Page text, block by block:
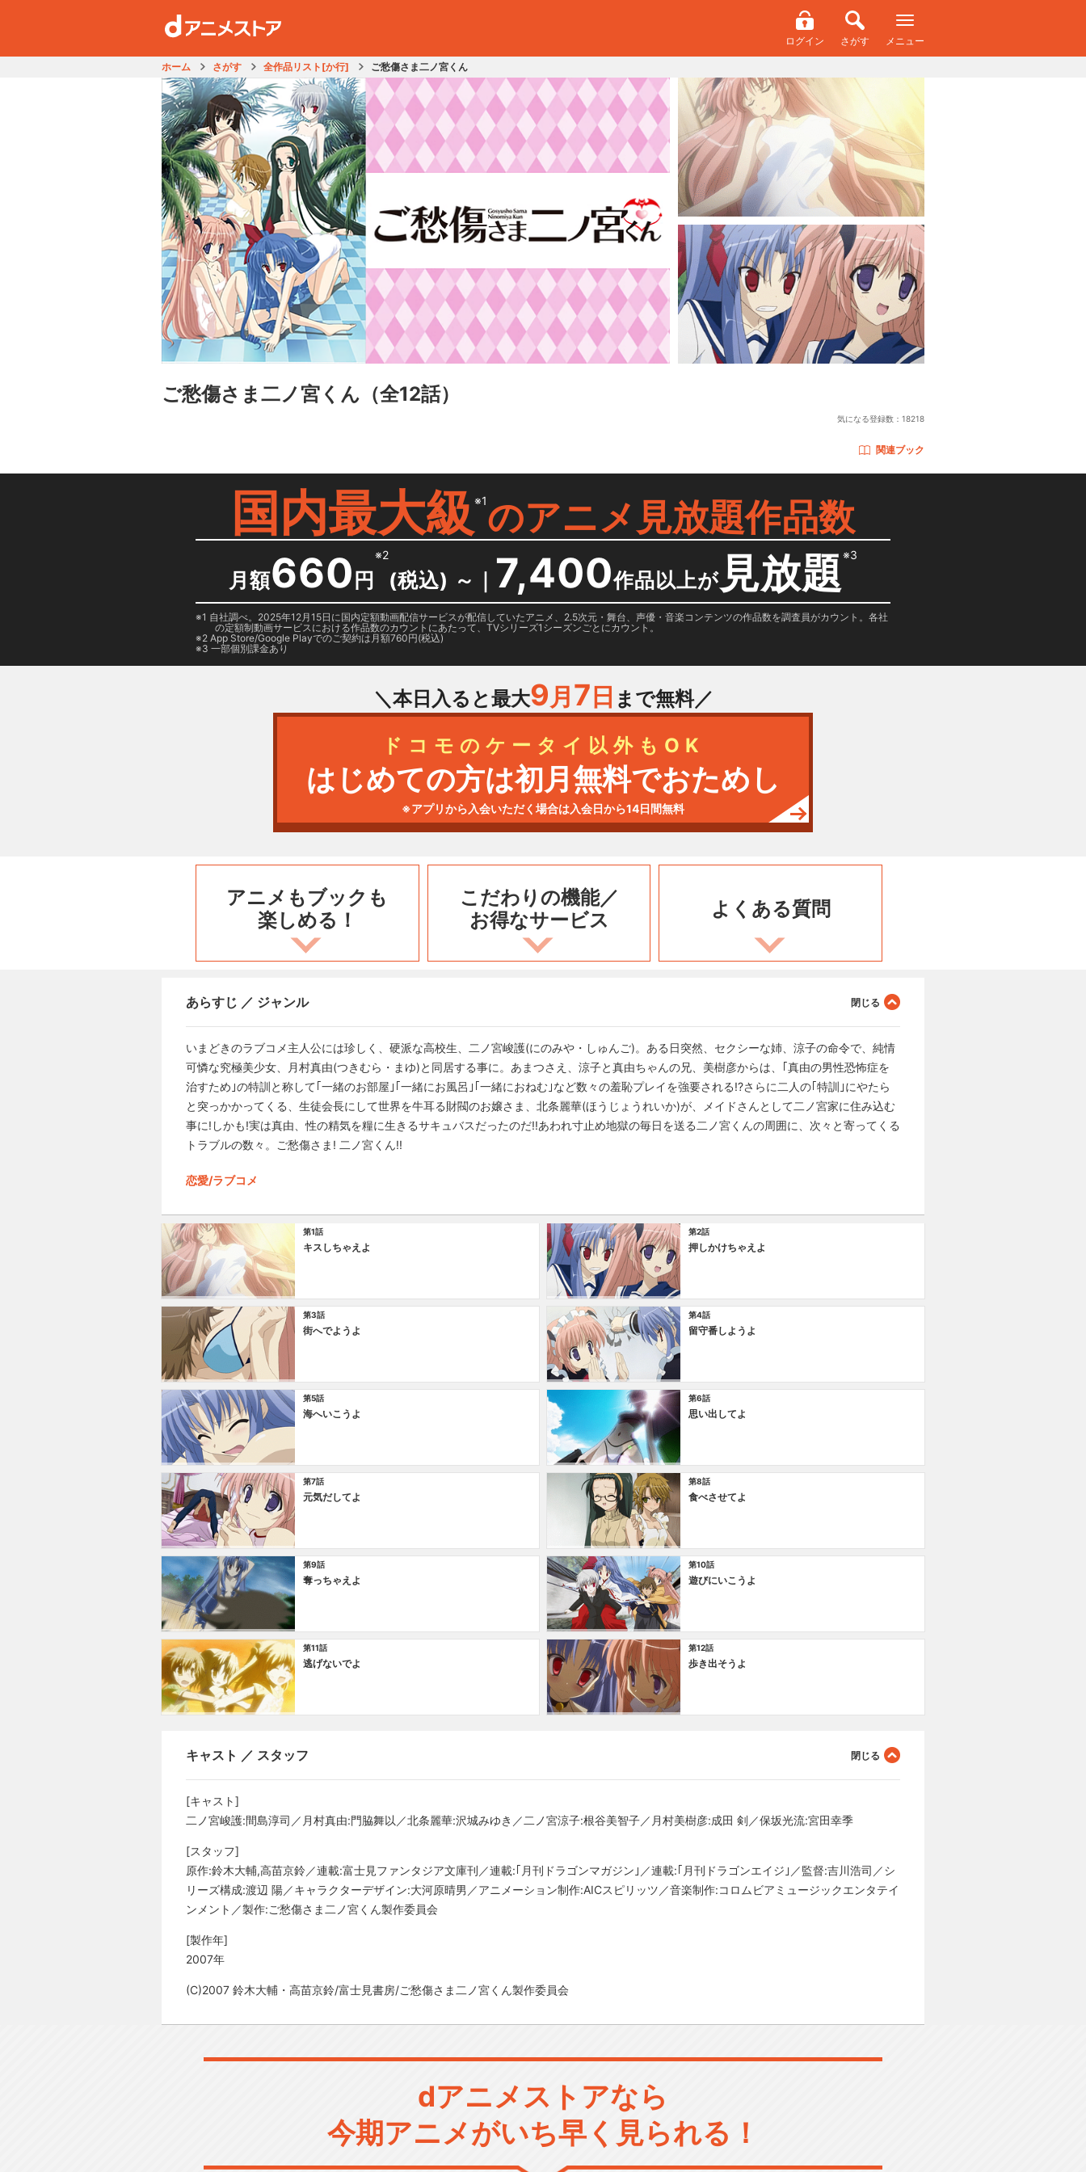
ログイン さがす メニュー
ホーム さがす 全作品リスト[か行] ご愁傷さま二ノ宮くん
ご愁傷さま二ノ宮くん （全12話）
気になる登録数： 18218
関連ブック
国内最大級 ※1のアニメ見放題作品数
月額660 円
※2
(税込) ～ ｜ 7,400作品以上が 見放題※3
1 自社調べ。2025年12月15日に国内定額動画配信サービスが配信していたアニメ、2.5次元・舞台、声優・音楽コンテンツの作品数を調査員がカウント。各社
の定額制動画サービスにおける作品数のカウントにあたって、TVシリーズ1シーズンごとにカウント。
2 App Store/Google Playでのご契約は月額760円(税込)
3 一部個別課金あり
＼本日入ると最大9月 7 日 まで無料／
ドコモのケータイ以外もOK
はじめての方は初月無料でおためし
※アプリから入会いただく場合は入会日から14日間無料
アニメもブックも
楽しめる！
こだわりの機能／
お得なサービス
よくある質問
あらすじ ／ ジャンル
いまどきのラブコメ主人公には珍しく、硬派な高校生、二ノ宮峻護(にのみや・しゅんご)。ある日突然、セクシーな姉、涼子の命令で、純情
可憐な究極美少女、月村真由(つきむら・まゆ)と同居する事に。あまつさえ、涼子と真由ちゃんの兄、美樹彦からは、｢真由の男性恐怖症を
治すため｣の特訓と称して｢一緒のお部屋｣｢一緒にお風呂｣｢一緒におねむ｣など数々の羞恥プレイを強要される!?さらに二人の｢特訓｣にやたら
と突っかかってくる、生徒会長にして世界を牛耳る財閥のお嬢さま、北条麗華(ほうじょうれいか)が、メイドさんとして二ノ宮家に住み込む
事に!しかも!実は真由、性の精気を糧に生きるサキュバスだったのだ!!あわれ寸止め地獄の毎日を送る二ノ宮くんの周囲に、次々と寄ってくる
トラブルの数々。ご愁傷さま! 二ノ宮くん!!
恋愛/ラブコメ
第1話
キスしちゃえよ
第2話
押しかけちゃえよ
第3話
街へでようよ
第4話
留守番しようよ
第5話
海へいこうよ
第6話
思い出してよ
第7話
元気だしてよ
第8話
食べさせてよ
第9話
奪っちゃえよ
第10話
遊びにいこうよ
第11話
逃げないでよ
第12話
歩き出そうよ
キャスト ／ スタッフ
[キャスト]
二ノ宮峻護:間島淳司／月村真由:門脇舞以／北条麗華:沢城みゆき／二ノ宮涼子:根谷美智子／月村美樹彦:成田 剣／保坂光流:宮田幸季
[スタッフ]
原作:鈴木大輔,高苗京鈴／連載:富士見ファンタジア文庫刊／連載:｢月刊ドラゴンマガジン｣／連載:｢月刊ドラゴンエイジ｣／監督:吉川浩司／シ
リーズ構成:渡辺 陽／キャラクターデザイン:大河原晴男／アニメーション制作:AICスピリッツ／音楽制作:コロムビアミュージックエンタテイ
ンメント／製作:ご愁傷さま二ノ宮くん製作委員会
[製作年]
2007年
(C)2007 鈴木大輔・高苗京鈴/富士見書房/ご愁傷さま二ノ宮くん製作委員会
dアニメストアなら
今期アニメがいち早く見られる！